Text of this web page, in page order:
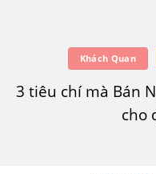
Khách Quan
3 tiêu chí mà Bán
cho